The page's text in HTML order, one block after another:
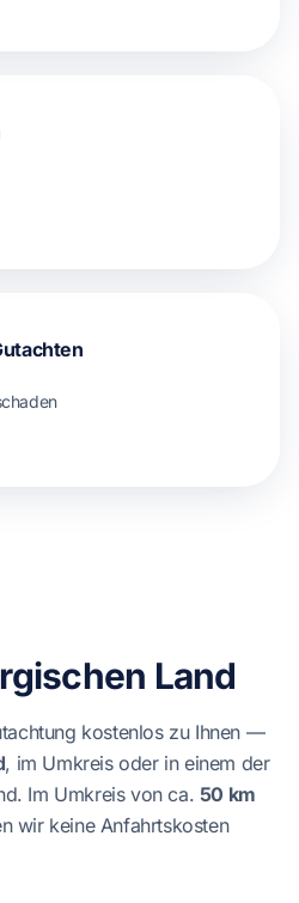
Land
kostenlos zu Ihnen —
, im Umkreis oder in einem der
Im Umkreis von ca. 50 km
wir keine Anfahrtskosten